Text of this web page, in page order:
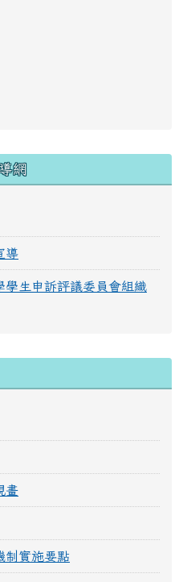
網
導
學生申訴評議委員會組織
畫
制實施要點